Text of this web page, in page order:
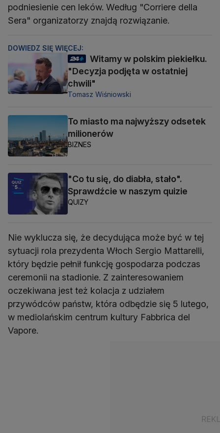
podniesienie cen leków. Według "Corriere della
Sera" organizatorzy znajdą rozwiązanie.
DOWIEDZ SIĘ WIĘCEJ:
Witamy w polskim piekiełku.
"Decyzja podjęta w ostatniej
chwili"
Tomasz Wiśniowski
To miasto ma najwyższy odsetek
milionerów
BIZNES
"Co tu się, do diabła, stało".
Sprawdźcie w naszym quizie
QUIZY
Nie wyklucza się, że decydująca może być w tej
sytuacji rola prezydenta Włoch Sergio Mattarelli,
który będzie pełnił funkcję gospodarza podczas
ceremonii na stadionie. Z zainteresowaniem
oczekiwana jest też kolacja z udziałem
przywódców państw, która odbędzie się 5 lutego,
w mediolańskim centrum kultury Fabbrica del
Vapore.